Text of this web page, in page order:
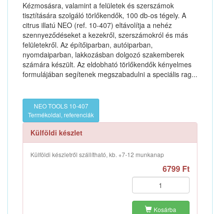
Kézmosásra, valamint a felületek és szerszámok
tisztítására szolgáló törlőkendők, 100 db-os tégely. A
citrus illatú NEO (ref. 10-407) eltávolítja a nehéz
szennyeződéseket a kezekről, szerszámokról és más
felületekről. Az építőiparban, autóiparban,
nyomdaiparban, lakkozásban dolgozó szakemberek
számára készült. Az eldobható törlőkendők kényelmes
formulájában segítenek megszabadulni a speciális rag...
NEO TOOLS 10-407
Termékoldal, referenciák
Külföldi készlet
Külföldi készletről szállítható, kb. +7-12 munkanap
6799 Ft
Kosárba